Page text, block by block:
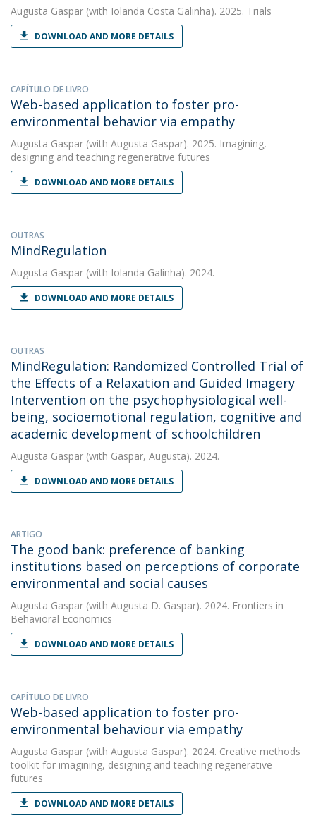
Augusta Gaspar (with Iolanda Costa Galinha). 2025. Trials
DOWNLOAD AND MORE DETAILS
CAPÍTULO DE LIVRO
Web-based application to foster pro-
environmental behavior via empathy
Augusta Gaspar (with Augusta Gaspar). 2025. Imagining,
designing and teaching regenerative futures
DOWNLOAD AND MORE DETAILS
OUTRAS
MindRegulation
Augusta Gaspar (with Iolanda Galinha). 2024.
DOWNLOAD AND MORE DETAILS
OUTRAS
MindRegulation: Randomized Controlled Trial of
the Effects of a Relaxation and Guided Imagery
Intervention on the psychophysiological well-
being, socioemotional regulation, cognitive and
academic development of schoolchildren
Augusta Gaspar (with Gaspar, Augusta). 2024.
DOWNLOAD AND MORE DETAILS
ARTIGO
The good bank: preference of banking
institutions based on perceptions of corporate
environmental and social causes
Augusta Gaspar (with Augusta D. Gaspar). 2024. Frontiers in
Behavioral Economics
DOWNLOAD AND MORE DETAILS
CAPÍTULO DE LIVRO
Web-based application to foster pro-
environmental behaviour via empathy
Augusta Gaspar (with Augusta Gaspar). 2024. Creative methods
toolkit for imagining, designing and teaching regenerative
futures
DOWNLOAD AND MORE DETAILS